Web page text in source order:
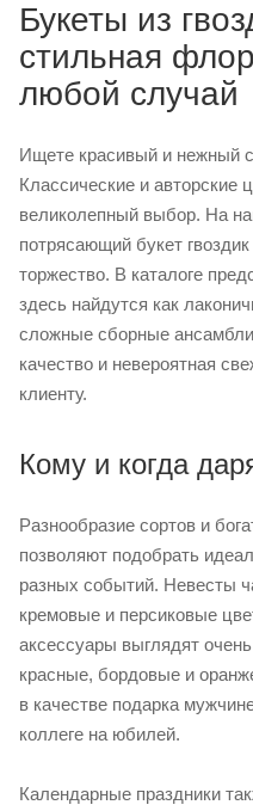
Букеты из
стильная
любой случай
Ищете красивый и нежный
Классические и авторские
великолепный выбор. На
потрясающий букет
торжество. В каталоге
здесь найдутся как
сложные сборные
качество и невероятная
клиенту.
Кому и когда
Разнообразие сортов и
позволяют подобрать
разных событий. Невесты
кремовые и персиковые
аксессуары выглядят
красные, бордовые и
в качестве подарка
коллеге на юбилей.
Календарные праздники